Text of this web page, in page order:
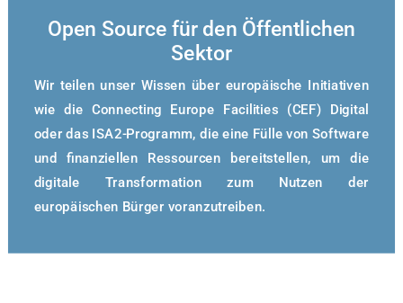
Open Source für den Öffentlichen
Sektor
Wir teilen unser Wissen über europäische Initiativen
wie die Connecting Europe Facilities (CEF) Digital
oder das ISA2-Programm, die eine Fülle von Software
und finanziellen Ressourcen bereitstellen, um die
digitale Transformation zum Nutzen der
europäischen Bürger voranzutreiben.